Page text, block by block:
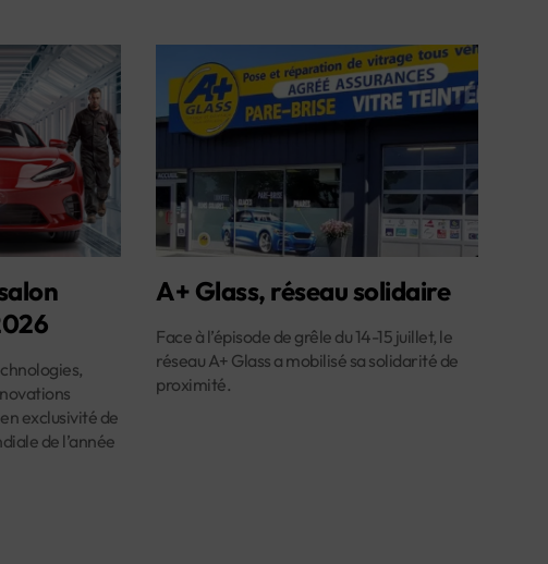
exclusivité de
de l’année
A+ Glass, réseau solidaire
Face à l’épisode de grêle du 14-15 juillet, le
réseau A+ Glass a mobilisé sa solidarité de
proximité.